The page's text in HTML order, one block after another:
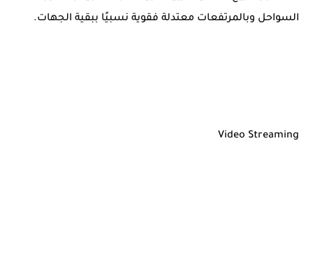
السواحل وبالمرتفعات معتدلة فقوية نسبيًا ببقية الجهات.
Video Streaming